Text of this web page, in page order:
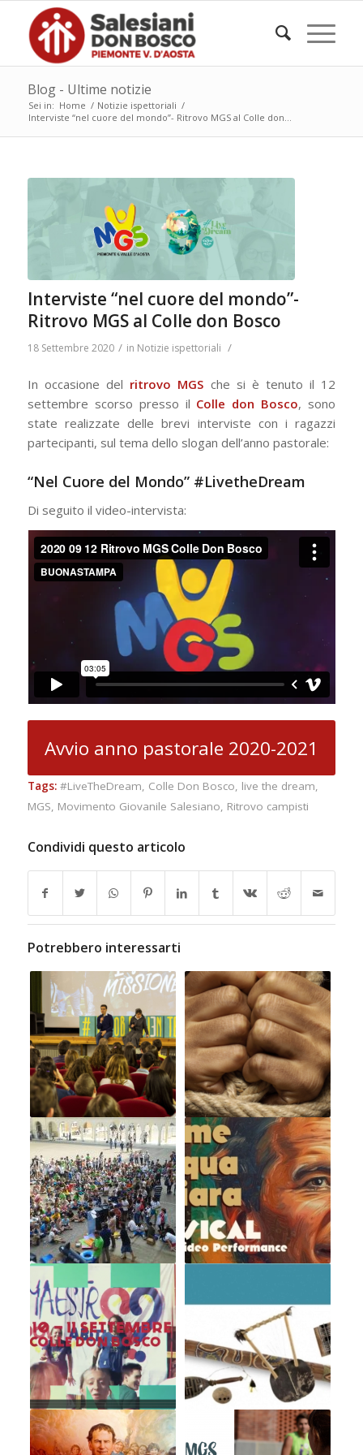
Blog - Ultime notizie
Sei in: Home / Notizie ispettoriali /
Interviste “nel cuore del mondo”- Ritrovo MGS al Colle don...
Interviste “nel cuore del mondo”-
Ritrovo MGS al Colle don Bosco
18 Settembre 2020 / in Notizie ispettoriali /
In occasione del ritrovo MGS che si è tenuto il 12
settembre scorso presso il Colle don Bosco, sono
state realizzate delle brevi interviste con i ragazzi
partecipanti, sul tema dello slogan dell’anno pastorale:
“Nel Cuore del Mondo” #LivetheDream
Di seguito il video-intervista:
Avvio anno pastorale 2020-2021
Tags: #LiveTheDream, Colle Don Bosco, live the dream,
MGS, Movimento Giovanile Salesiano, Ritrovo campisti
Condividi questo articolo
Potrebbero interessarti